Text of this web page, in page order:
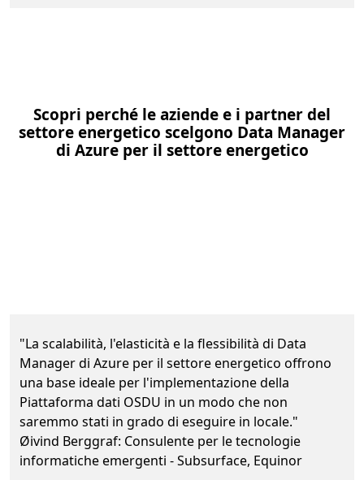
Scopri perché le aziende e i partner del
settore energetico scelgono Data Manager
di Azure per il settore energetico
Equinor garantisce scalabilità ed elasticità dei
"La scalabilità, l'elasticità e la flessibilità di Data
Manager di Azure per il settore energetico offrono
una base ideale per l'implementazione della
Piattaforma dati OSDU in un modo che non
saremmo stati in grado di eseguire in locale."
Øivind Berggraf: Consulente per le tecnologie
informatiche emergenti - Subsurface, Equinor